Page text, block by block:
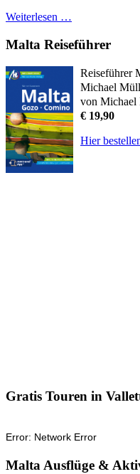
Weiterlesen …
Malta Reiseführer
Reiseführer
Michael
von Michael
€ 19,90
Hier
Gratis Touren in
Malta Ausflüge &